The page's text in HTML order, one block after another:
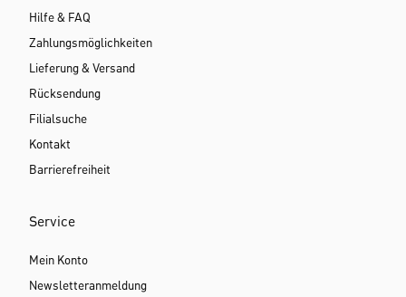
Hilfe & FAQ
Zahlungsmöglichkeiten
Lieferung & Versand
Rücksendung
Filialsuche
Kontakt
Barrierefreiheit
Service
Mein Konto
Newsletteranmeldung